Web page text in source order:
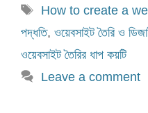
Tags
How to create a
পদ্ধতি, ওয়েবসাইট তৈরি ও
ওয়েবসাইট তৈরির ধাপ কয়টি
Leave a comment